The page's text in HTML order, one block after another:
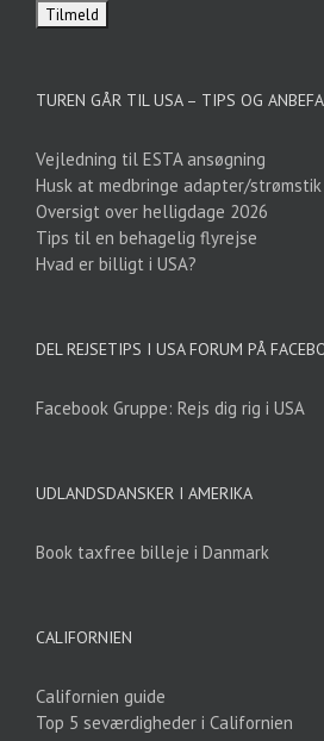
TUREN GÅR TIL USA – TIPS OG
Vejledning til ESTA ansøgning
Husk at medbringe adapter/strømstik
Oversigt over helligdage 2026
Tips til en behagelig flyrejse
Hvad er billigt i USA?
DEL REJSETIPS I USA FORUM PÅ
Facebook Gruppe: Rejs dig rig i USA
UDLANDSDANSKER I AMERIKA
Book taxfree billeje i Danmark
CALIFORNIEN
Californien guide
Top 5 seværdigheder i Californien